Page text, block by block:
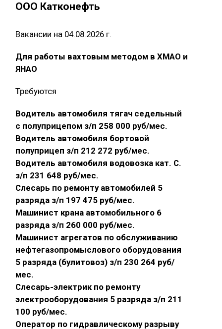
ООО Катконефть
Вакансии на 04.08.2026 г.
Для работы вахтовым методом в ХМАО и
ЯНАО
Требуются
Водитель автомобиля тягач седельный
с полуприцепом з/п 258 000 руб/мес.
Водитель автомобиля бортовой
полуприцеп з/п 212 272 руб/мес.
Водитель автомобиля водовозка кат. С.
з/п 231 648 руб/мес.
Слесарь по ремонту автомобилей 5
разряда з/п 197 475 руб/мес.
Машинист крана автомобильного 6
разряда з/п 260 000 руб/мес.
Машинист агрегатов по обслуживанию
нефтегазопромыслового оборудования
5 разряда (булитовоз) з/п 230 264 руб/
мес.
Слесарь-электрик по ремонту
электрооборудования 5 разряда з/п 211
100 руб/мес.
Оператор по гидравлическому разрыву